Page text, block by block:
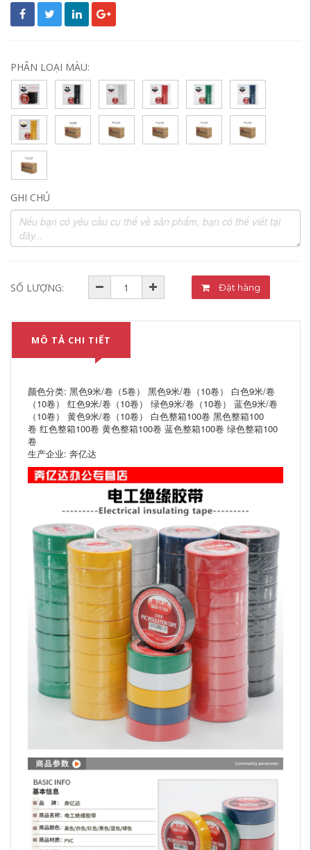
PHÂN LOẠI MÀU:
GHI CHÚ
SỐ LƯỢNG: Đặt hàng
MÔ TẢ CHI TIẾT
颜色分类: 黑色9米/卷（5卷） 黑色9米/卷（10卷） 白色9米/卷
（10卷） 红色9米/卷（10卷） 绿色9米/卷（10卷） 蓝色9米/卷
（10卷） 黄色9米/卷（10卷） 白色整箱100卷 黑色整箱100
卷 红色整箱100卷 黄色整箱100卷 蓝色整箱100卷 绿色整箱100
卷
生产企业: 奔亿达